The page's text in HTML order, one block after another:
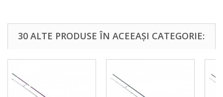
30 ALTE PRODUSE ÎN ACEEAȘI CATEGORIE: